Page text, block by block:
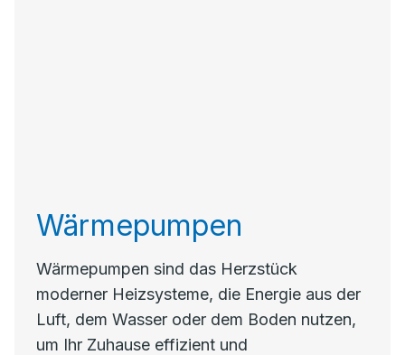
Wärmepumpen
Wärmepumpen sind das Herzstück
moderner Heizsysteme, die Energie aus der
Luft, dem Wasser oder dem Boden nutzen,
um Ihr Zuhause effizient und